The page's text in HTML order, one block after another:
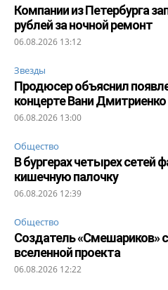
Компании из Петербурга
рублей за ночной ремонт
06.08.2026 13:12
Звезды
Продюсер объяснил
концерте Вани
06.08.2026 13:00
Общество
В бургерах четырех сетей
кишечную палочку
06.08.2026 12:39
Общество
Создатель «Смешариков»
вселенной проекта
06.08.2026 12:22